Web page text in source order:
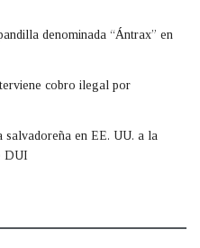
denominada “Ántrax” en
cobro ilegal por
en EE. UU. a la
DUI